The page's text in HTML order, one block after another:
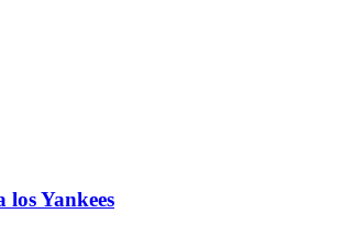
Yankees